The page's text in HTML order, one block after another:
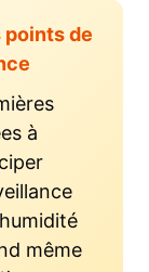
de
à
même